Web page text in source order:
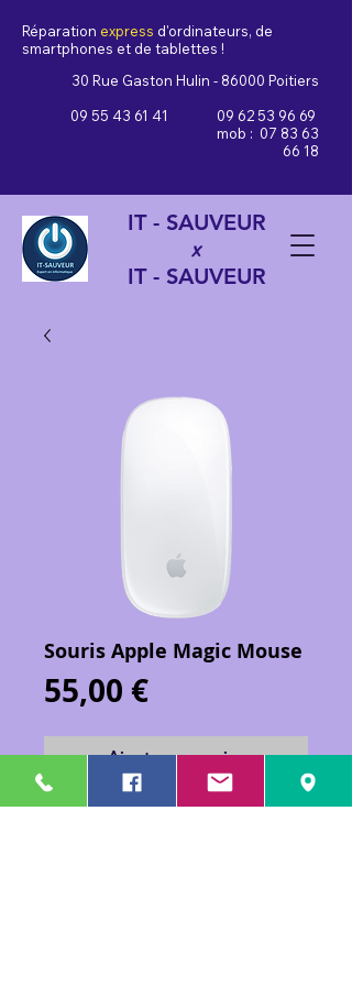
Réparation express d'ordinateurs, de
smartphones et de tablettes !
30 Rue Gaston Hulin - 86000 Poitiers
09 55 43 61 41
09 62 53 96 69
mob : 07 83 63
66 18
IT - SAUVEUR
x
IT - SAUVEUR
Souris Apple Magic Mouse
55,00 €Prix
Ajouter au panier